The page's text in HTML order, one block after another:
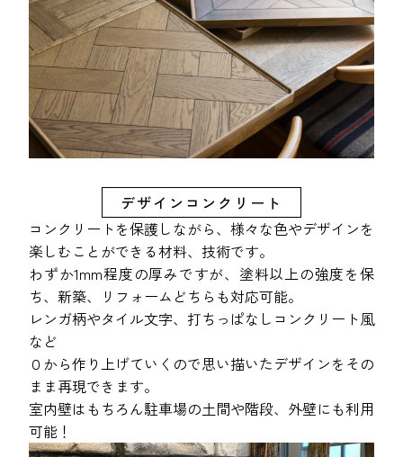
デザインコンクリート
コンクリートを保護しながら、様々な色やデザインを
楽しむことができる材料、技術です。
わずか1mm程度の厚みですが、塗料以上の強度を保
ち、新築、リフォームどちらも対応可能。
レンガ柄やタイル文字、打ちっぱなしコンクリート風
など
０から作り上げていくので思い描いたデザインをその
まま再現できます。
室内壁はもちろん駐車場の土間や階段、外壁にも利用
可能！